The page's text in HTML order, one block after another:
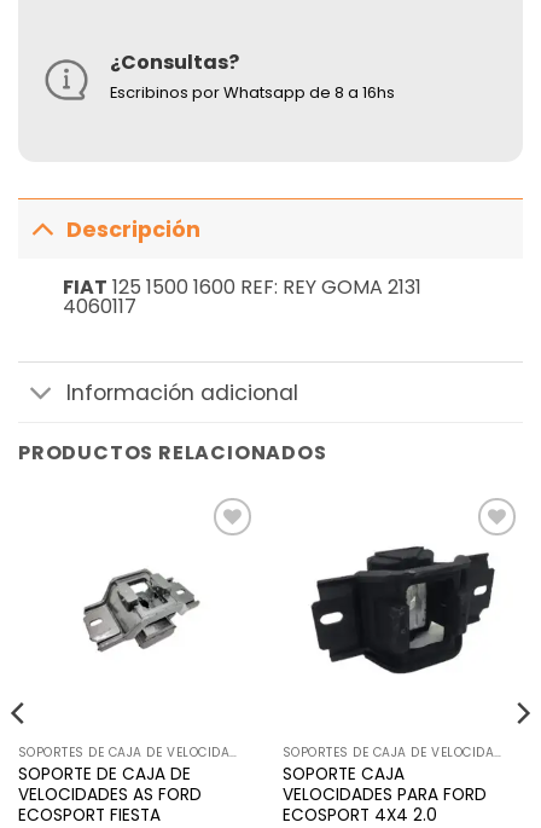
¿Consultas?
Escribinos por Whatsapp de 8 a 16hs
Descripción
FIAT 125 1500 1600 REF: REY GOMA 2131
4060117
Información adicional
PRODUCTOS RELACIONADOS
deseos
SOPORTES DE CAJA DE VELOCIDADES
SOPORTE DE CAJA DE
VELOCIDADES AS FORD
ECOSPORT FIESTA
Añadir
a la
lista de
deseos
SOPORTES DE CAJA DE VELOCIDADES
SOPORTE CAJA
VELOCIDADES PARA FORD
ECOSPORT 4X4 2.0